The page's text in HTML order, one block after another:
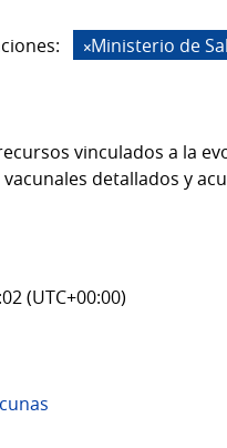
Ministerio de
vinculados a la
detallados y
(UTC+00:00)